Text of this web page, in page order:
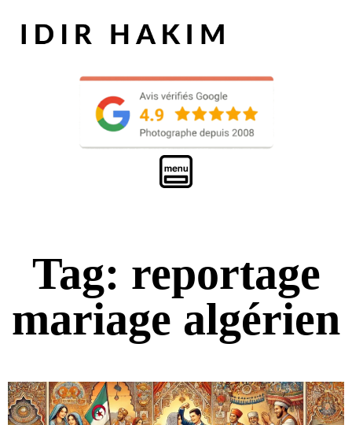
Tag: reportage
mariage algérien